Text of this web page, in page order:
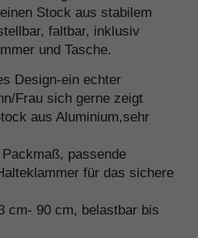
Stock aus stabilem
faltbar, inklusiv
und Tasche.
Design-ein echter
Frau sich gerne zeigt
aus Aluminium,sehr
passende
für das sichere
cm- 90 cm, belastbar bis